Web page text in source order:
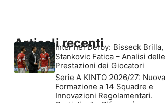
Articoli recenti
Inter nel Derby: Bisseck Brilla,
Stankovic Fatica – Analisi delle
Prestazioni dei Giocatori
Serie A KINTO 2026/27: Nuova
Formazione a 14 Squadre e
Innovazioni Regolamentari.